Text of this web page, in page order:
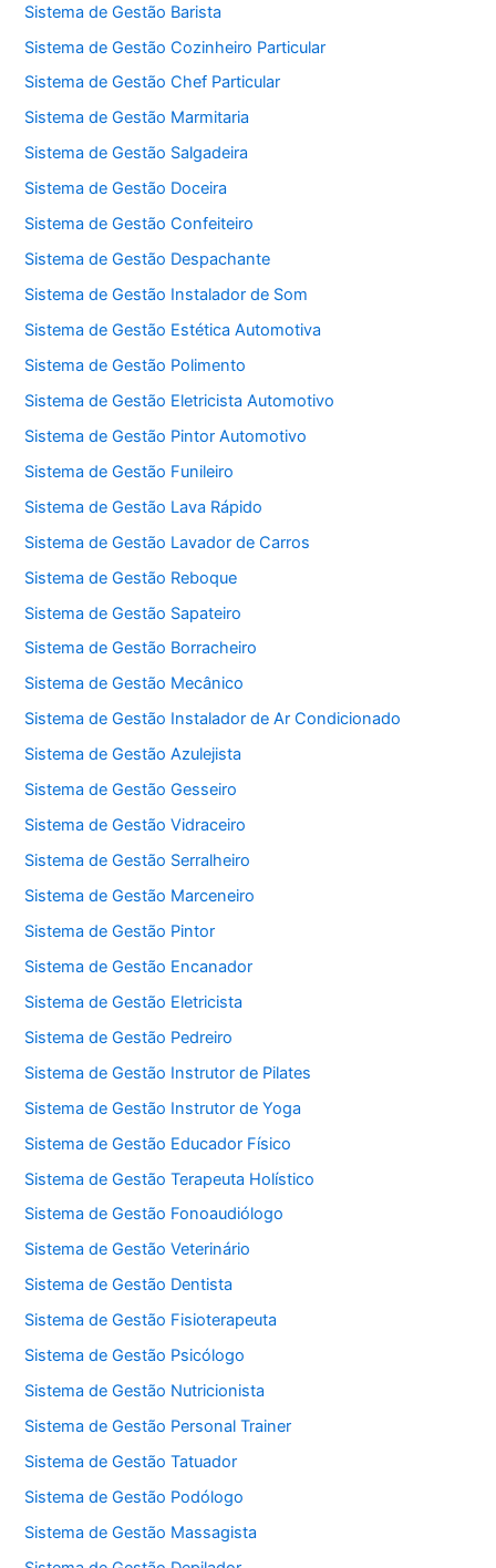
Sistema de Gestão Barista
Sistema de Gestão Cozinheiro Particular
Sistema de Gestão Chef Particular
Sistema de Gestão Marmitaria
Sistema de Gestão Salgadeira
Sistema de Gestão Doceira
Sistema de Gestão Confeiteiro
Sistema de Gestão Despachante
Sistema de Gestão Instalador de Som
Sistema de Gestão Estética Automotiva
Sistema de Gestão Polimento
Sistema de Gestão Eletricista Automotivo
Sistema de Gestão Pintor Automotivo
Sistema de Gestão Funileiro
Sistema de Gestão Lava Rápido
Sistema de Gestão Lavador de Carros
Sistema de Gestão Reboque
Sistema de Gestão Sapateiro
Sistema de Gestão Borracheiro
Sistema de Gestão Mecânico
Sistema de Gestão Instalador de Ar Condicionado
Sistema de Gestão Azulejista
Sistema de Gestão Gesseiro
Sistema de Gestão Vidraceiro
Sistema de Gestão Serralheiro
Sistema de Gestão Marceneiro
Sistema de Gestão Pintor
Sistema de Gestão Encanador
Sistema de Gestão Eletricista
Sistema de Gestão Pedreiro
Sistema de Gestão Instrutor de Pilates
Sistema de Gestão Instrutor de Yoga
Sistema de Gestão Educador Físico
Sistema de Gestão Terapeuta Holístico
Sistema de Gestão Fonoaudiólogo
Sistema de Gestão Veterinário
Sistema de Gestão Dentista
Sistema de Gestão Fisioterapeuta
Sistema de Gestão Psicólogo
Sistema de Gestão Nutricionista
Sistema de Gestão Personal Trainer
Sistema de Gestão Tatuador
Sistema de Gestão Podólogo
Sistema de Gestão Massagista